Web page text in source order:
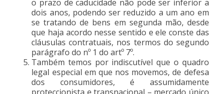
o prazo de caducidade não pode ser inferior a
dois anos, podendo ser reduzido a um ano em
se tratando de bens em segunda mão, desde
que haja acordo nesse sentido e ele conste das
cláusulas contratuais, nos termos do segundo
parágrafo do nº 1 do artº 7º.
Também temos por indiscutível que o quadro
legal especial em que nos movemos, de defesa
dos consumidores, é assumidamente